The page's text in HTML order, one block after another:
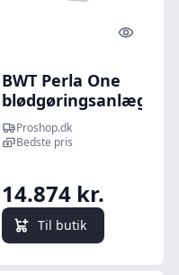
Quick
BWT Perla One
blødgøringsanlæg
Proshop.dk
Bedste pris
14.874 kr.
Til butik